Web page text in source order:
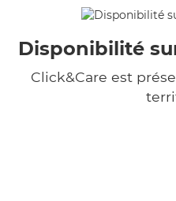
Disponibilité
Click&Care est